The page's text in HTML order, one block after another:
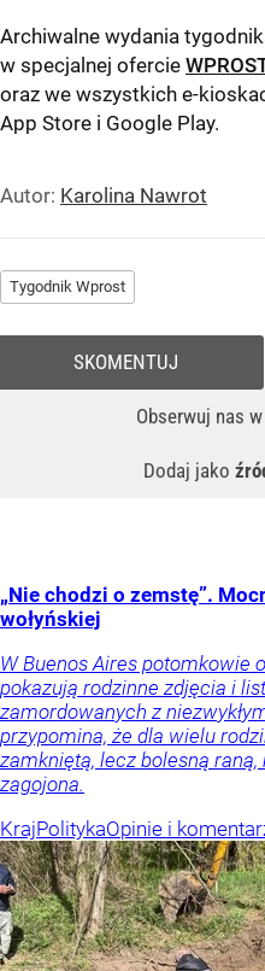
Archiwalne wydania
w specjalnej ofercie
oraz we wszystkich e-
App Store i Google Play.
Autor: Karolina Nawrot
Tygodnik Wprost
Obserwuj nas w
Dodaj jako
SKOMENTUJ
„Nie chodzi o zemstę”.
wołyńskiej
W Buenos Aires potomkowie
pokazują rodzinne zdjęcia i
zamordowanych z
przypomina, że dla wielu
zamkniętą, lecz bolesną raną,
zagojona.
KrajPolitykaOpinie i